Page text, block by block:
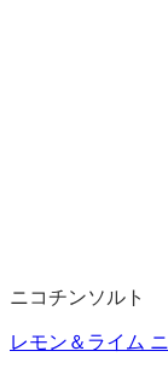
ニコチンソルト
レモン＆ライム